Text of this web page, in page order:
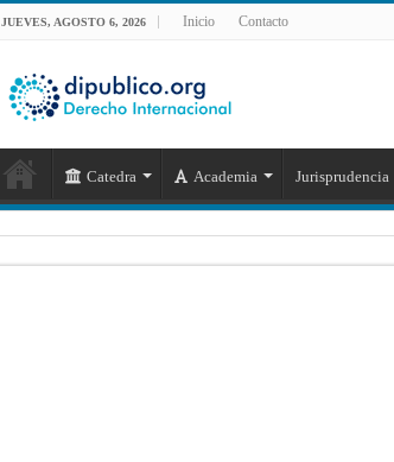
JUEVES, AGOSTO 6, 2026 Inicio Contacto
Catedra Academia Jurisprudencia